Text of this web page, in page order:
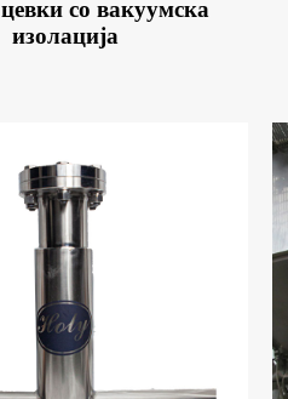
со вакуумска
изолација